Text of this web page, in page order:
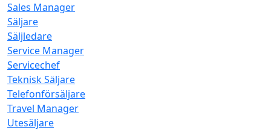
Sales Manager
Säljare
Säljledare
Service Manager
Servicechef
Teknisk Säljare
Telefonförsäljare
Travel Manager
Utesäljare